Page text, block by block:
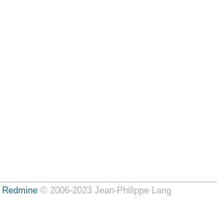
Redmine© 2006-2023 Jean-Philippe Lang